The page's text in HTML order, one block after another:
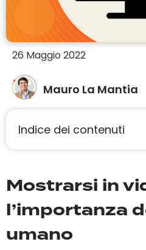
Mauro La Mantia
26 Maggio 2022
Indice dei contenuti
Mostrarsi in
l’importanza
umano